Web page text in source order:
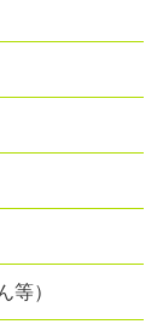
等）